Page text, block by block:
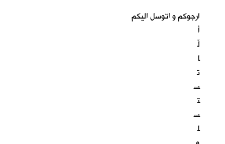
ارجوكم و اتوسل اليكم
أ
لّ
ا
ت
س
ت
س
ل